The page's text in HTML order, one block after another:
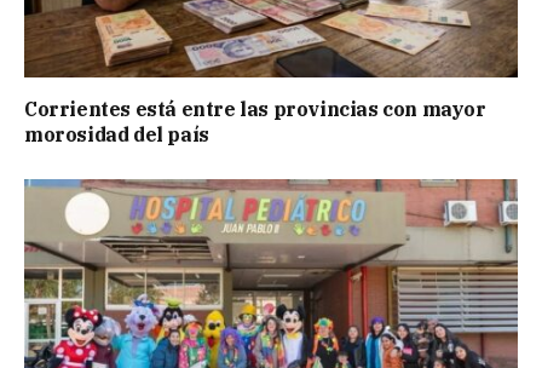
Corrientes está entre las provincias con mayor
morosidad del país